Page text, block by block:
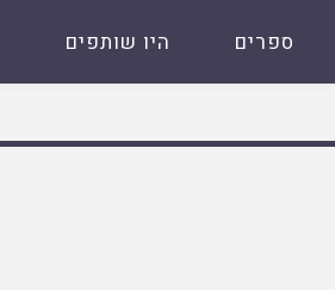
ספרים היו שותפים